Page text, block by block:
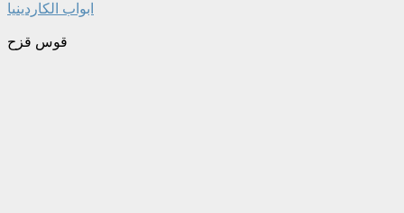
ابواب الكاردينيا
قوس قزح